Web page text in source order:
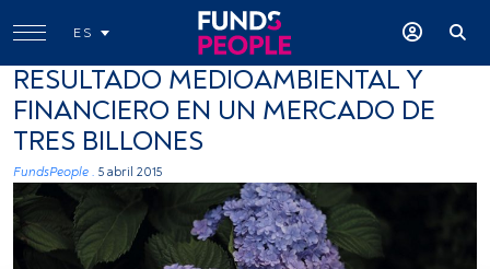
ES
RESULTADO MEDIOAMBIENTAL Y
FINANCIERO EN UN MERCADO DE
TRES BILLONES
FundsPeople . 5 abril 2015